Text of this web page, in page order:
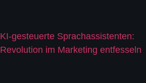
KI-gesteuerte Sprachassistenten:
Revolution im Marketing entfesseln